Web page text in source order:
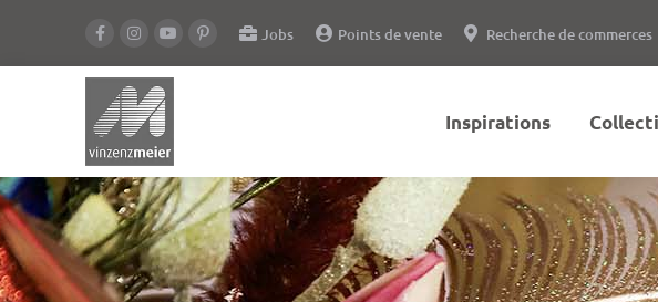
Jobs Points de vente Recherche de commerces
Inspirations